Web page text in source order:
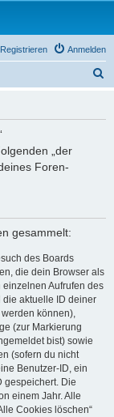
Anmelden
Registrieren
„der
Foren-
gesammelt:
des Boards
die dein Browser als
Aufrufen des
die aktuelle ID deiner
können),
(zur Markierung
bist) sowie
(sofern du nicht
Benutzer-ID, ein
gespeichert. Die
einem Jahr. Alle
Cookies löschen“